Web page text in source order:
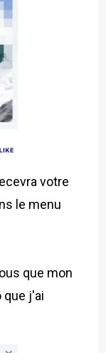
votre
le menu
que mon
que j'ai